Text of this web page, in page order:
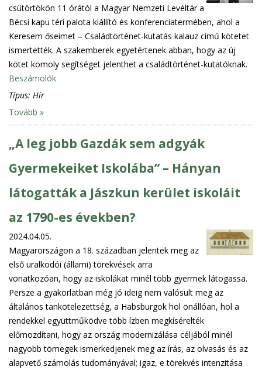
csütörtökön 11 órától a Magyar Nemzeti Levéltár a
Bécsi kapu téri palota kiállító és konferenciatermében, ahol a
Keresem őseimet – Családtörténet-kutatás kalauz című kötetet
ismertették. A szakemberek egyetértenek abban, hogy az új
kötet komoly segítséget jelenthet a családtörténet-kutatóknak.
Beszámolók
Típus: Hír
Tovább »
„A leg jobb Gazdák sem adgyák
Gyermekeiket Iskolába” – Hányan
látogatták a Jászkun kerület iskoláit
az 1790-es években?
2024.04.05.
Magyarországon a 18. században jelentek meg az
első uralkodói (állami) törekvések arra
vonatkozóan, hogy az iskolákat minél több gyermek látogassa.
Persze a gyakorlatban még jó ideig nem valósult meg az
általános tankötelezettség, a Habsburgok hol önállóan, hol a
rendekkel együttműködve több ízben megkísérelték
előmozdítani, hogy az ország modernizálása céljából minél
nagyobb tömegek ismerkedjenek meg az írás, az olvasás és az
alapvető számolás tudományával; igaz, e törekvés intenzitása